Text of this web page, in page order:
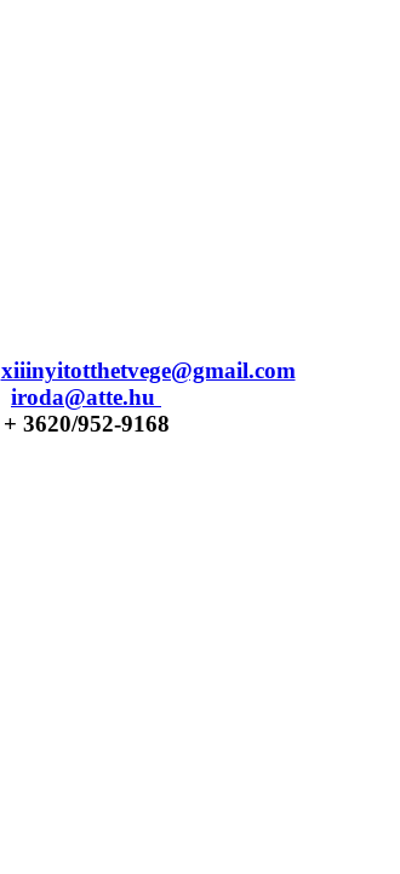
xiiinyitotthetvege@gmail.com
iroda@atte.hu
+ 3620/952-9168